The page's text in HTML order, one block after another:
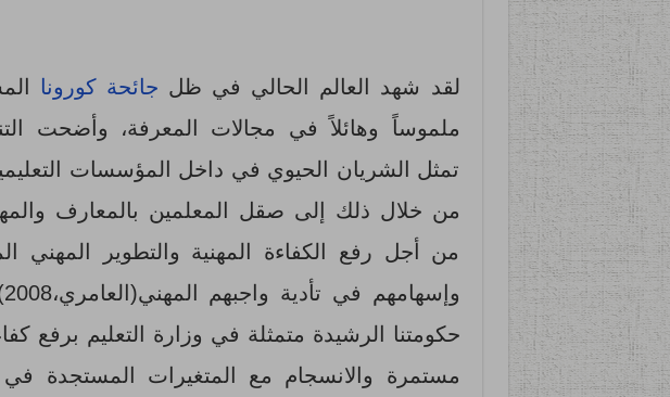
لقد شهد العالم الحالي في ظل جائحة كورونا
ملموساً وهائلاً في مجالات المعرفة، وأضحت
تمثل الشريان الحيوي في داخل المؤسسات
من خلال ذلك إلى صقل المعلمين بالمعارف
من أجل رفع الكفاءة المهنية والتطوير المهني
حكومتنا الرشيدة متمثلة في وزارة التعليم برفع
مستمرة والانسجام مع المتغيرات المستجدة